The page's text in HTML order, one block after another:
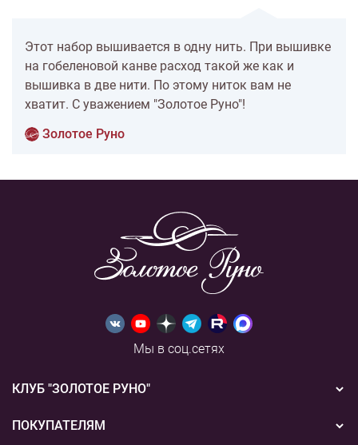
Этот набор вышивается в одну нить. При вышивке
на гобеленовой канве расход такой же как и
вышивка в две нити. По этому ниток вам не
хватит. С уважением "Золотое Руно"!
Золотое Руно
Мы в соц.сетях
КЛУБ "ЗОЛОТОЕ РУНО"
Новости
ПОКУПАТЕЛЯМ